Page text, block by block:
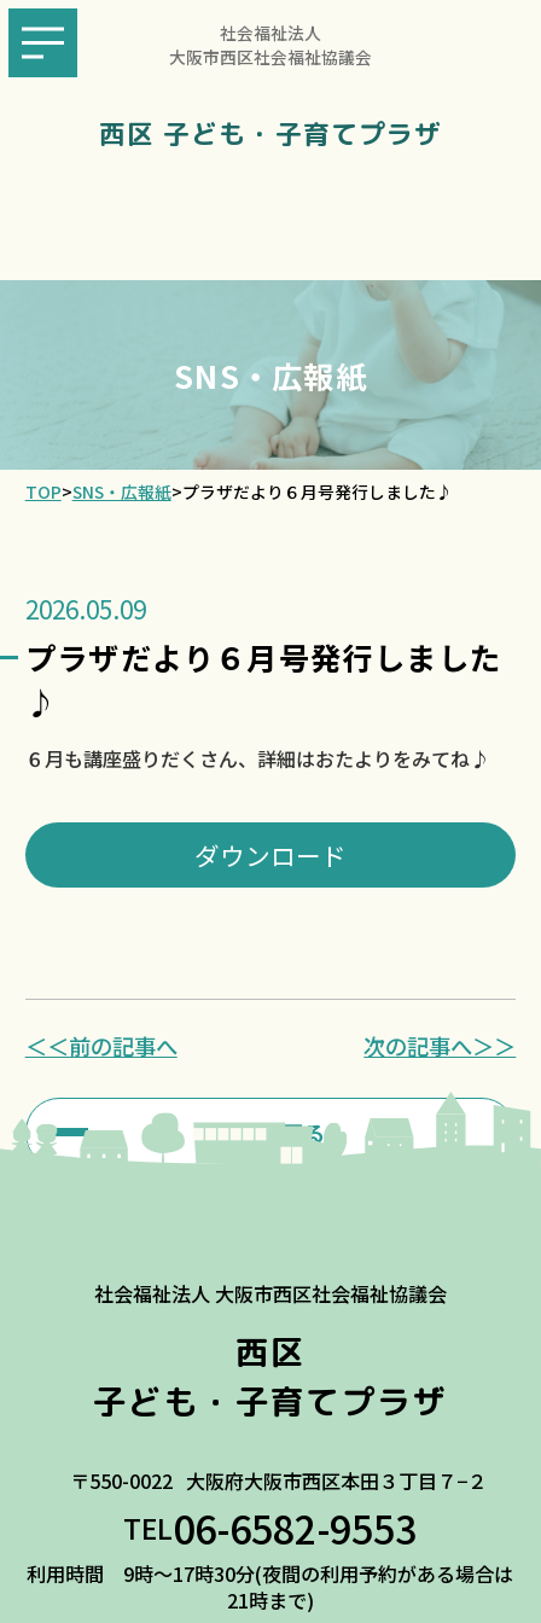
社会福祉法人
大阪市西区社会福祉協議会
西区 子ども・子育てプラザ
SNS・広報紙
TOP>SNS・広報紙>プラザだより６月号発行しました♪
2026.05.09
プラザだより６月号発行しました
♪
６月も講座盛りだくさん、詳細はおたよりをみてね♪
ダウンロード
＜＜前の記事へ
一覧に戻る
次の記事へ＞＞
社会福祉法人 大阪市西区社会福祉協議会
西区
子ども・子育てプラザ
〒550-0022 大阪府大阪市西区本田３丁目７−２
TEL06-6582-9553
利用時間 9時～17時30分(夜間の利用予約がある場合は
21時まで)